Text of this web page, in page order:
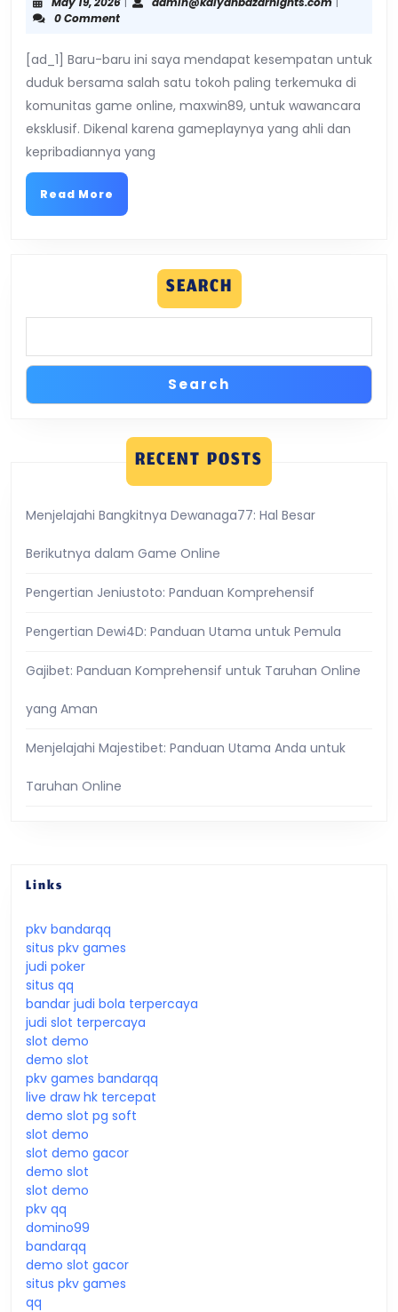
maxwin89:
Di
Balik
0 Comment
[ad_1] Baru-baru ini saya mendapat kesempatan untuk
duduk bersama salah satu tokoh paling terkemuka di
komunitas game online, maxwin89, untuk wawancara
eksklusif. Dikenal karena gameplaynya yang ahli dan
kepribadiannya yang
Read More
More
SEARCH
Search
RECENT POSTS
Menjelajahi Bangkitnya Dewanaga77: Hal Besar
Berikutnya dalam Game Online
Pengertian Jeniustoto: Panduan Komprehensif
Pengertian Dewi4D: Panduan Utama untuk Pemula
Gajibet: Panduan Komprehensif untuk Taruhan Online
yang Aman
Menjelajahi Majestibet: Panduan Utama Anda untuk
Taruhan Online
Links
pkv bandarqq
situs pkv games
judi poker
situs qq
bandar judi bola terpercaya
judi slot terpercaya
slot demo
demo slot
pkv games bandarqq
live draw hk tercepat
demo slot pg soft
slot demo
slot demo gacor
demo slot
slot demo
pkv qq
domino99
bandarqq
demo slot gacor
situs pkv games
qq